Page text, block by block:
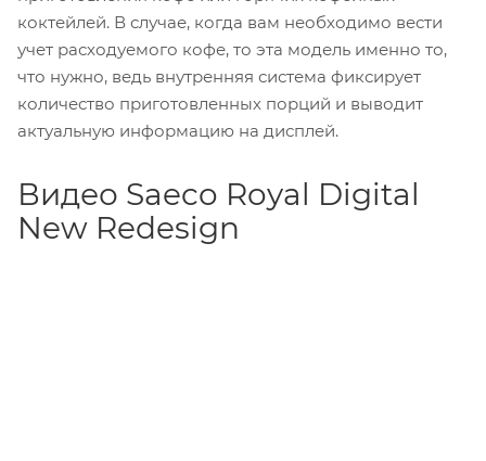
коктейлей. В случае, когда вам необходимо вести
учет расходуемого кофе, то эта модель именно то,
что нужно, ведь внутренняя система фиксирует
количество приготовленных порций и выводит
актуальную информацию на дисплей.
Видео Saeco Royal Digital
New Redesign